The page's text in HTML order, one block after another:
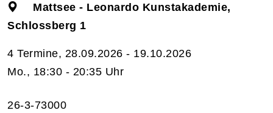
Mattsee - Leonardo Kunstakademie,
Schlossberg 1
4 Termine, 28.09.2026 - 19.10.2026
Mo., 18:30 - 20:35 Uhr
26-3-73000